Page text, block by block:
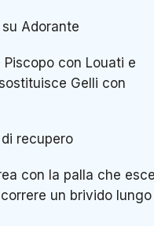
Adorante
con Louati e
Gelli con
di recupero
con la palla che
un brivido lungo